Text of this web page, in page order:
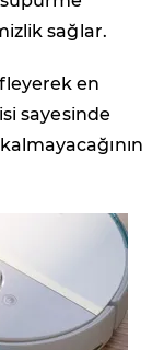
sağlar.
en
sayesinde